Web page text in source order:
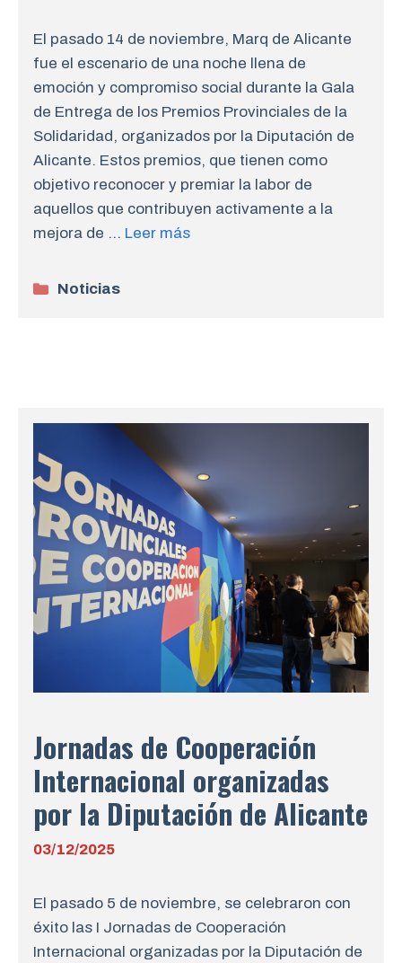
El pasado 14 de noviembre, Marq de Alicante
fue el escenario de una noche llena de
emoción y compromiso social durante la Gala
de Entrega de los Premios Provinciales de la
Solidaridad, organizados por la Diputación de
Alicante. Estos premios, que tienen como
objetivo reconocer y premiar la labor de
aquellos que contribuyen activamente a la
mejora de … Leer más
Categorías
Noticias
Jornadas de Cooperación
Internacional organizadas
por la Diputación de Alicante
03/12/2025
El pasado 5 de noviembre, se celebraron con
éxito las I Jornadas de Cooperación
Internacional organizadas por la Diputación de